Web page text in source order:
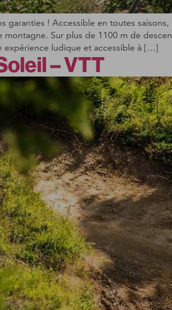
garanties ! Accessible en toutes
Sur plus de 1100 m de
expérience ludique et accessible à […]
– VTT